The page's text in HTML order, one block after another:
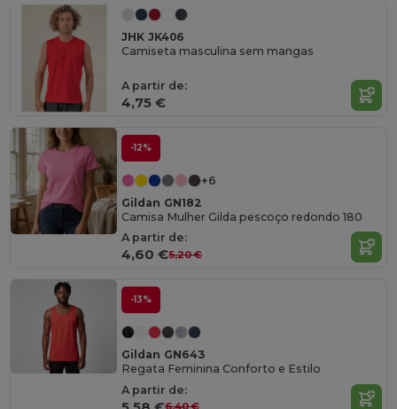
JHK JK406
Camiseta masculina sem mangas
A partir de:
4,75 €
-12%
+6
Gildan GN182
Camisa Mulher Gilda pescoço redondo 180
A partir de:
4,60 €5,20 €
-13%
Gildan GN643
Regata Feminina Conforto e Estilo
A partir de: